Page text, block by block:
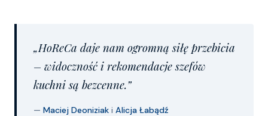
„HoReCa daje nam ogromną siłę przebicia
– widoczność i rekomendacje szefów
kuchni są bezcenne.”
— Maciej Deoniziak i Alicja Łabądź